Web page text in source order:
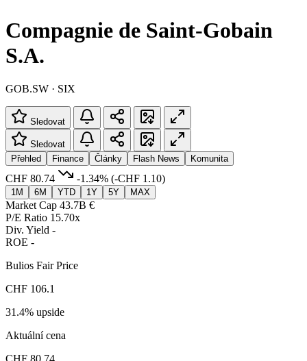
Compagnie de Saint-Gobain
S.A.
GOB.SW · SIX
Sledovat
Sledovat
Přehled
Finance Články Flash News Komunita
CHF 80.74 -1.34% (-CHF 1.10)
1M 6M YTD 1Y 5Y MAX
Market Cap 43.7B €
P/E Ratio 15.70x
Div. Yield -
ROE -
Bulios Fair Price
CHF 106.1
31.4% upside
Aktuální cena
CHF 80.74